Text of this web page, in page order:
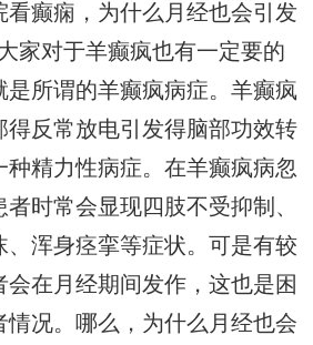
癫痫，为什么月经也会引发
家对于羊癫疯也有一定要的
是所谓的羊癫疯病症。羊癫疯
得反常放电引发得脑部功效转
种精力性病症。在羊癫疯病忽
时常会显现四肢不受抑制、
、浑身痉挛等症状。可是有较
在月经期间发作，这也是困
情况。哪么，为什么月经也会